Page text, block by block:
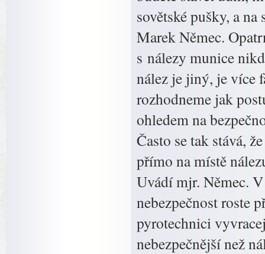
sovětské pušky, a
Marek Němec.
s nálezy munice
nález je jiný, je více
rozhodneme jak
ohledem na
Často se tak stává,
přímo na místě
Uvádí mjr. Němec.
nebezpečnost roste
pyrotechnici
nebezpečnější než